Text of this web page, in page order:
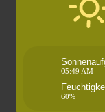
05:49 AM
60%